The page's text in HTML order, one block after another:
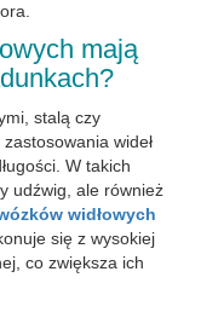
mają
stalą czy
wideł
W takich
udźwig, ale również
widłowych
się z wysokiej
co zwiększa ich